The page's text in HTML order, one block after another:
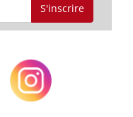
S'inscrire